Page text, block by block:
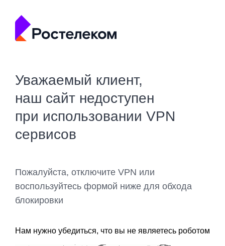
Уважаемый клиент,
наш сайт недоступен
при использовании VPN
сервисов
Пожалуйста, отключите VPN или
воспользуйтесь формой ниже для обхода
блокировки
Нам нужно убедиться, что вы не являетесь роботом